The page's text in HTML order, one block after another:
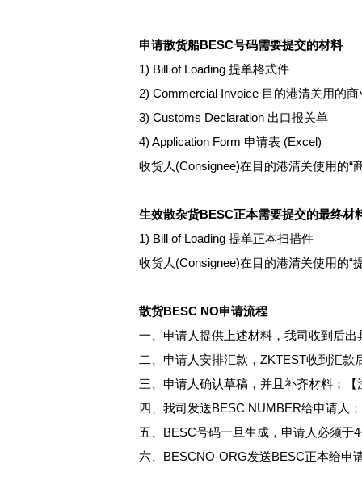
申请散货船BESC号码需要提交的材料
1) Bill of Loading 提单格式件
2) Commercial Invoice 目的港清关用的
3) Customs Declaration 出口报关单
4) Application Form 申请表 (Excel)
收货人(Consignee)在目的港清关使用的
生效散杂货BESC正本需要提交的最终材
1) Bill of Loading 提单正本扫描件
收货人(Consignee)在目的港清关使用的
散货BESC NO申请流程
一、申请人提供上述材料，我司收到后出
二、申请人安排汇款，ZKTEST收到汇款
三、申请人确认草稿，并且补齐材料；
四、我司发送BESC NUMBER给申请人；
五、BESC号码一旦生成，申请人必须于
六、BESCNO-ORG发送BESC正本给申